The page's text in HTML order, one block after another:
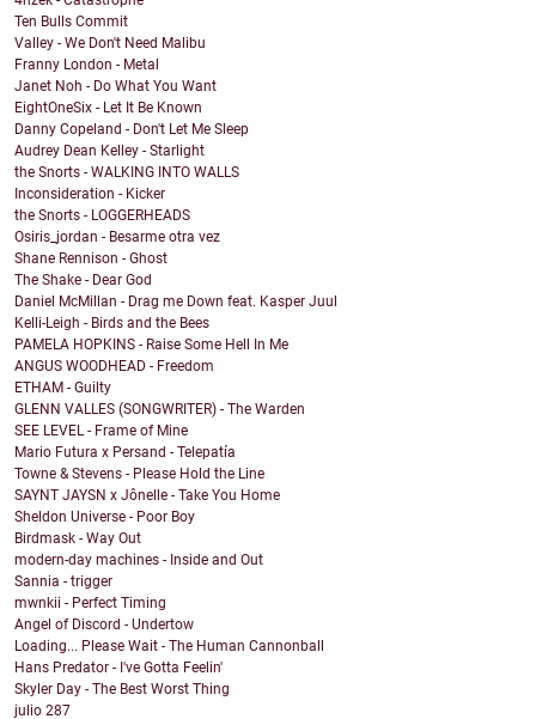
Ten Bulls Commit
Valley - We Don't Need Malibu
Franny London - Metal
Janet Noh - Do What You Want
EightOneSix - Let It Be Known
Danny Copeland - Don't Let Me Sleep
Audrey Dean Kelley - Starlight
the Snorts - WALKING INTO WALLS
Inconsideration - Kicker
the Snorts - LOGGERHEADS
Osiris_jordan - Besarme otra vez
Shane Rennison - Ghost
The Shake - Dear God
Daniel McMillan - Drag me Down feat. Kasper Juul
Kelli-Leigh - Birds and the Bees
PAMELA HOPKINS - Raise Some Hell In Me
ANGUS WOODHEAD - Freedom
ETHAM - Guilty
GLENN VALLES (SONGWRITER) - The Warden
SEE LEVEL - Frame of Mine
Mario Futura x Persand - Telepatía
Towne & Stevens - Please Hold the Line
SAYNT JAYSN x Jônelle - Take You Home
Sheldon Universe - Poor Boy
Birdmask - Way Out
modern-day machines - Inside and Out
Sannia - trigger
mwnkii - Perfect Timing
Angel of Discord - Undertow
Loading... Please Wait - The Human Cannonball
Hans Predator - I've Gotta Feelin'
Skyler Day - The Best Worst Thing
julio 287